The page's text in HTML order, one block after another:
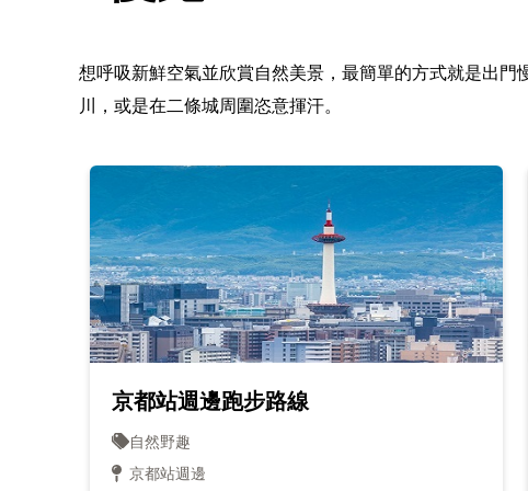
想呼吸新鮮空氣並欣賞自然美景，最簡單的方式就是出
川，或是在二條城周圍恣意揮汗。
京都站週邊跑步路線
自然野趣
京都站週邊